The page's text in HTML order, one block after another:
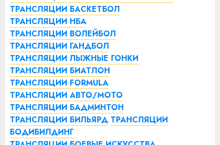
ТРАНСЛЯЦИИ БАСКЕТБОЛ
ТРАНСЛЯЦИИ НБА
ТРАНСЛЯЦИИ ВОЛЕЙБОЛ
ТРАНСЛЯЦИИ ГАНДБОЛ
ТРАНСЛЯЦИИ ЛЫЖНЫЕ ГОНКИ
ТРАНСЛЯЦИИ БИАТЛОН
ТРАНСЛЯЦИИ FORMULA
ТРАНСЛЯЦИИ АВТО/МОТО
ТРАНСЛЯЦИИ БАДМИНТОН
ТРАНСЛЯЦИИ БИЛЬЯРД ТРАНСЛЯЦИИ
БОДИБИЛДИНГ